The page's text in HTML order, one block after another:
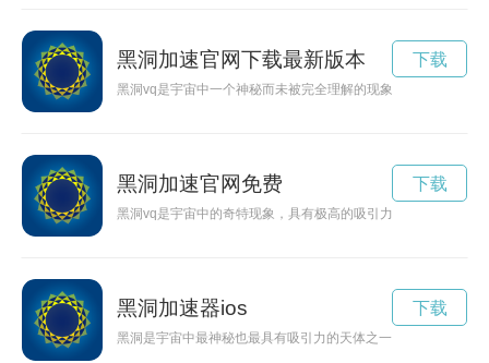
黑洞加速官网下载最新版本
黑洞vq是宇宙中一个神秘而未被完全理解的现象，它隐藏着许
下载
黑洞加速官网免费
黑洞vq是宇宙中的奇特现象，具有极高的吸引力和神秘色彩。
下载
黑洞加速器ios
黑洞是宇宙中最神秘也最具有吸引力的天体之一，它们拥有强
下载